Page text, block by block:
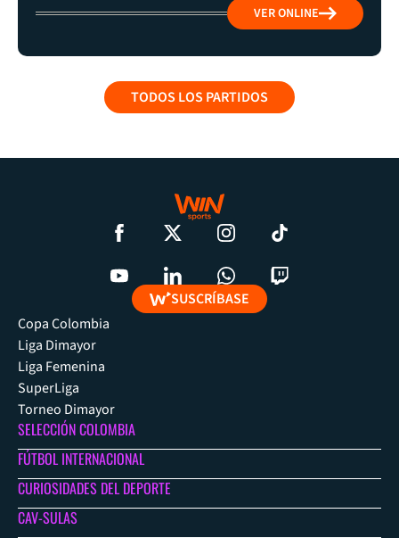
VER ONLINE
TODOS LOS PARTIDOS
SUSCRÍBASE
Copa Colombia
Liga Dimayor
Liga Femenina
SuperLiga
Torneo Dimayor
SELECCIÓN COLOMBIA
FÚTBOL INTERNACIONAL
CURIOSIDADES DEL DEPORTE
CAV-SULAS